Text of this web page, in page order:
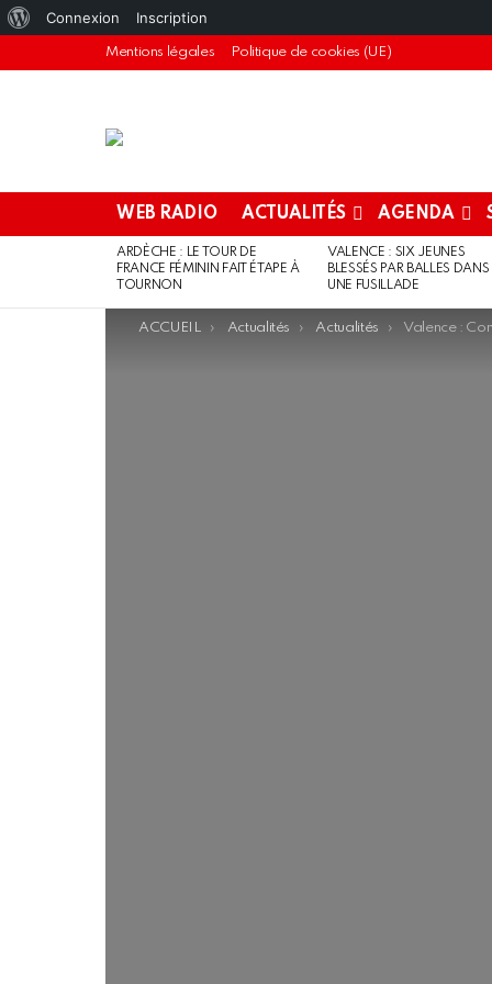
Mentions légales Politique de cookies (UE)
WEB RADIO ACTUALITÉS AGENDA
DERNIERS
ARTICLES
ARDÈCHE : LE TOUR DE
FRANCE FÉMININ FAIT ÉTAPE À
TOURNON
VALENCE : SIX JEUNES
BLESSÉS PAR BALLES DANS
UNE FUSILLADE
You are here:
ACCUEIL Actualités Actualités Valence : Contrôlé
Connexion Inscription